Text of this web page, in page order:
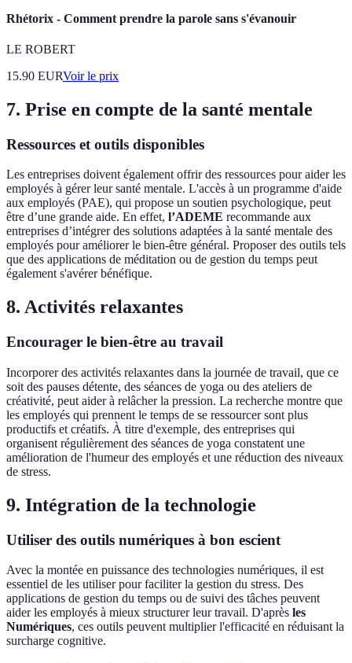
Rhétorix - Comment prendre la parole sans s'évanouir
LE ROBERT
15.90 EURVoir le prix
7. Prise en compte de la santé mentale
Ressources et outils disponibles
Les entreprises doivent également offrir des ressources pour aider les
employés à gérer leur santé mentale. L'accès à un programme d'aide
aux employés (PAE), qui propose un soutien psychologique, peut
être d’une grande aide. En effet, l’ADEME recommande aux
entreprises d’intégrer des solutions adaptées à la santé mentale des
employés pour améliorer le bien-être général. Proposer des outils tels
que des applications de méditation ou de gestion du temps peut
également s'avérer bénéfique.
8. Activités relaxantes
Encourager le bien-être au travail
Incorporer des activités relaxantes dans la journée de travail, que ce
soit des pauses détente, des séances de yoga ou des ateliers de
créativité, peut aider à relâcher la pression. La recherche montre que
les employés qui prennent le temps de se ressourcer sont plus
productifs et créatifs. À titre d'exemple, des entreprises qui
organisent régulièrement des séances de yoga constatent une
amélioration de l'humeur des employés et une réduction des niveaux
de stress.
9. Intégration de la technologie
Utiliser des outils numériques à bon escient
Avec la montée en puissance des technologies numériques, il est
essentiel de les utiliser pour faciliter la gestion du stress. Des
applications de gestion du temps ou de suivi des tâches peuvent
aider les employés à mieux structurer leur travail. D'après les
Numériques, ces outils peuvent multiplier l'efficacité en réduisant la
surcharge cognitive.